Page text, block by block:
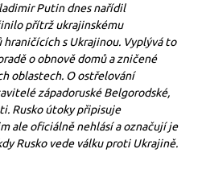
Putin dnes nařídil
přítrž ukrajinskému
s Ukrajinou. Vyplývá to
o obnově domů a zničené
oblastech. O ostřelování
západoruské Belgorodské,
Rusko útoky připisuje
ale oficiálně nehlásí a označují je
Rusko vede válku proti Ukrajině.